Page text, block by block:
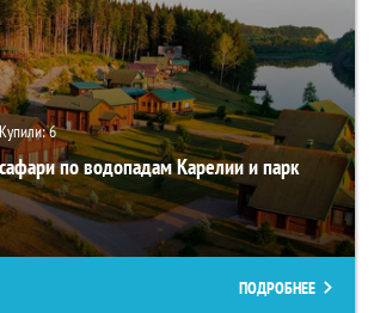
Купили:6
по водопадам Карелии и парк
ПОДРОБНЕЕ